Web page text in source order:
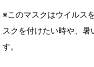
※このマスクはウイルス
スクを付けたい時や、
す。